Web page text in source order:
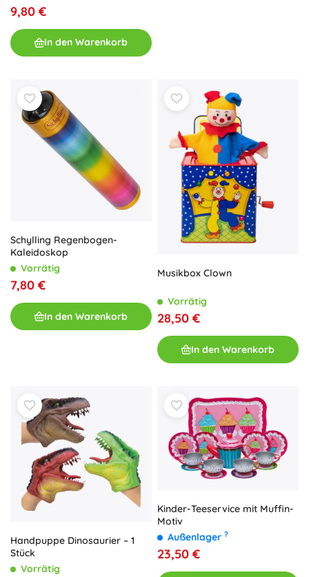
9,80 €
In den Warenkorb
Schylling Regenbogen-
Kaleidoskop
Vorrätig
7,80 €
In den Warenkorb
Musikbox Clown
Vorrätig
28,50 €
In den Warenkorb
Handpuppe Dinosaurier – 1
Stück
Vorrätig
Kinder-Teeservice mit Muffin-
Motiv
Außenlager ?
23,50 €